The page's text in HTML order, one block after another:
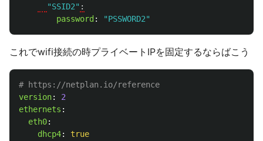
"SSID2" :
password : "PSSWORD2"
これでwifi接続の時プライベートIPを固定するならばこう
# https://netplan.io/reference
version:
2
ethernets :
eth0:
dhcp4:
true